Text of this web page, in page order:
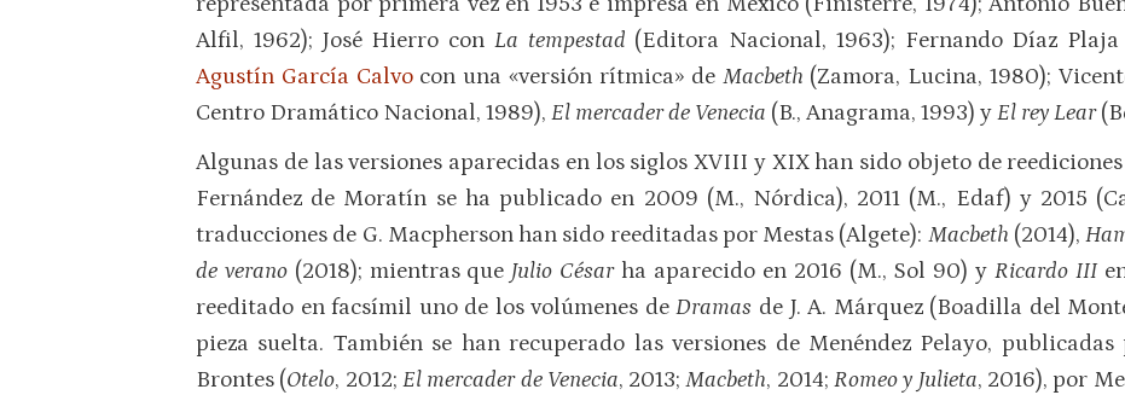
Alfil, 1962); José Hierro con La tempestad (Editora Nacional, 1963); Fernando Díaz Plaja
Agustín García Calvocon una «versión rítmica» de Macbeth (Zamora, Lucina, 1980);
Centro Dramático Nacional, 1989), El mercader de Venecia (B., Anagrama, 1993) yEl rey Lear
Algunas de las versiones aparecidas en los siglos XVIII y XIX han sido objeto de
Fernández de Moratín se ha publicado en 2009 (M., Nórdica), 2011 (M., Edaf) y 2015
traducciones de G. Macpherson han sido reeditadas por Mestas (Algete): Macbeth (2014),
de verano(2018); mientras que Julio Césarha aparecido en 2016 (M., Sol 90) y Ricardo III
reeditado en facsímil uno de los volúmenes deDramas de J. A. Márquez (Boadilla del
pieza suelta. También se han recuperado las versiones de Menéndez Pelayo,
Brontes (Otelo, 2012; El mercader de Venecia, 2013;Macbeth, 2014;Romeo y Julieta, 2016), por